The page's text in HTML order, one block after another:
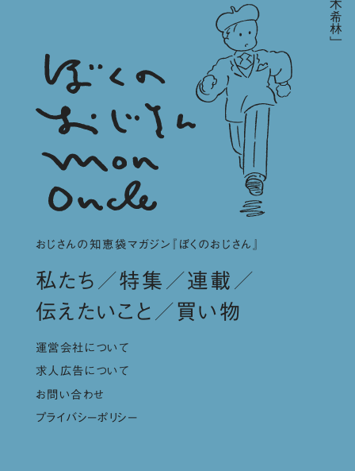
おじさんの知恵袋マガジン『ぼくのおじさん』
私たち 特集
連載
伝えたいこと
買い物
運営会社について
求人広告について
お問い合わせ
プライバシーポリシー